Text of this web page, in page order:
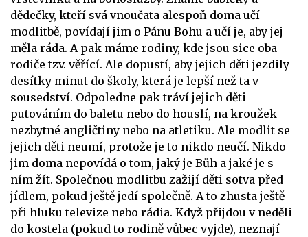
dědečky, kteří svá vnoučata alespoň doma učí
modlitbě, povídají jim o Pánu Bohu a učí je, aby jej
měla ráda. A pak máme rodiny, kde jsou sice oba
rodiče tzv. věřící. Ale dopustí, aby jejich děti jezdily
desítky minut do školy, která je lepší než ta v
sousedství. Odpoledne pak tráví jejich děti
putováním do baletu nebo do houslí, na kroužek
nezbytné angličtiny nebo na atletiku. Ale modlit se
jejich děti neumí, protože je to nikdo neučí. Nikdo
jim doma nepovídá o tom, jaký je Bůh a jaké je s
ním žít. Společnou modlitbu zažijí děti sotva před
jídlem, pokud ještě jedí společně. A to zhusta ještě
při hluku televize nebo rádia. Když přijdou v neděli
do kostela (pokud to rodině vůbec vyjde), neznají